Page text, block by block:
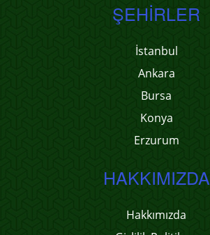
ŞEHIRLER
İstanbul
Ankara
Bursa
Konya
Erzurum
HAKKIMIZDA
Hakkımızda